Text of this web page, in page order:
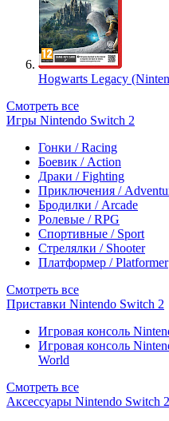
Hogwarts Legacy
Смотреть все
Игры Nintendo Switch 2
Гонки / Racing
Боевик / Action
Драки / Fighting
Приключения /
Бродилки / Arcade
Ролевые / RPG
Спортивные / Sport
Стрелялки / Shooter
Платформер / Platformer
Смотреть все
Приставки Nintendo Switch 2
Игровая консоль
Игровая консоль
World
Смотреть все
Аксессуары Nintendo Switch 2